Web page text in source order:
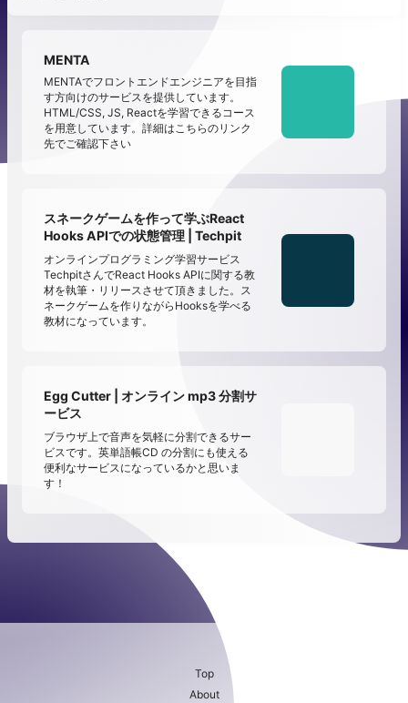
MENTA
MENTAでフロントエンドエンジニアを目指
す方向けのサービスを提供しています。
HTML/CSS, JS, Reactを学習できるコース
を用意しています。詳細はこちらのリンク
先でご確認下さい
スネークゲームを作って学ぶReact
Hooks APIでの状態管理 | Techpit
オンラインプログラミング学習サービス
TechpitさんでReact Hooks APIに関する教
材を執筆・リリースさせて頂きました。ス
ネークゲームを作りながらHooksを学べる
教材になっています。
Egg Cutter | オンライン mp3 分割サ
ービス
ブラウザ上で音声を気軽に分割できるサー
ビスです。英単語帳CD の分割にも使える
便利なサービスになっているかと思いま
す！
Top
About